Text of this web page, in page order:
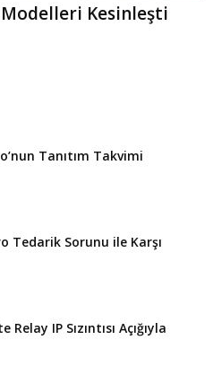
Modelleri Kesinleşti
Tanıtım Takvimi
Tedarik Sorunu ile Karşı
IP Sızıntısı Açığıyla